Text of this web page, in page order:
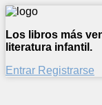
Los libros más
literatura infantil.
Entrar Registrarse